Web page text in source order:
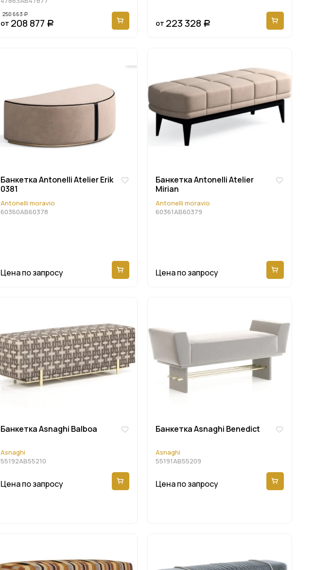
от
250 663 Р
208 877 Р от 223 328 Р
Банкетка Antonelli Atelier Erik
0381
Antonelli moravio
60360AB60378
Цена по запросу
Банкетка Antonelli Atelier
Mirian
Antonelli moravio
60361AB60379
Цена по запросу
Банкетка Asnaghi Balboa
Asnaghi
55192AB55210
Цена по запросу
Банкетка Asnaghi Benedict
Asnaghi
55191AB55209
Цена по запросу